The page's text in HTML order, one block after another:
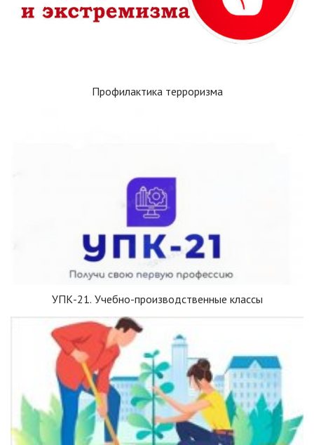
Профилактика терроризма
УПК-21. Учебно-производственные классы